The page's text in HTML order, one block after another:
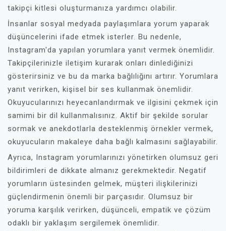
takipçi kitlesi oluşturmanıza yardımcı olabilir.
İnsanlar sosyal medyada paylaşımlara yorum yaparak
düşüncelerini ifade etmek isterler. Bu nedenle,
Instagram'da yapılan yorumlara yanıt vermek önemlidir.
Takipçilerinizle iletişim kurarak onları dinlediğinizi
gösterirsiniz ve bu da marka bağlılığını artırır. Yorumlara
yanıt verirken, kişisel bir ses kullanmak önemlidir.
Okuyucularınızı heyecanlandırmak ve ilgisini çekmek için
samimi bir dil kullanmalısınız. Aktif bir şekilde sorular
sormak ve anekdotlarla desteklenmiş örnekler vermek,
okuyucuların makaleye daha bağlı kalmasını sağlayabilir.
Ayrıca, Instagram yorumlarınızı yönetirken olumsuz geri
bildirimleri de dikkate almanız gerekmektedir. Negatif
yorumların üstesinden gelmek, müşteri ilişkilerinizi
güçlendirmenin önemli bir parçasıdır. Olumsuz bir
yoruma karşılık verirken, düşünceli, empatik ve çözüm
odaklı bir yaklaşım sergilemek önemlidir.